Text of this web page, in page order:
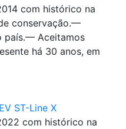
com histórico na
conservação.—
país.— Aceitamos
há 30 anos, em
ST-Line X
com histórico na